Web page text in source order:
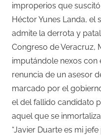
improperios que
Héctor Yunes Landa, el
admite la derrota y
Congreso de Veracruz,
imputándole nexos con
renuncia de un asesor
marcado por el
el del fallido candidato
aquel que se
“Javier Duarte es mi